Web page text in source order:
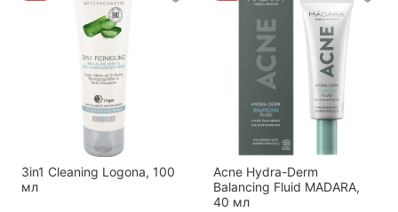
3in1 Cleaning Logona, 100
мл
Acne Hydra-Derm
Balancing Fluid MADARA,
40 мл